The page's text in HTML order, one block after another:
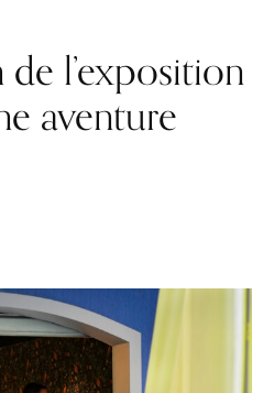
l’exposition
aventure